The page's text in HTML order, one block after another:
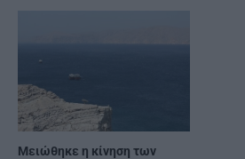
Μειώθηκε η κίνηση των